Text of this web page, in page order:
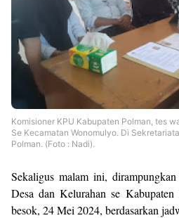
Komisioner KPU Kabupaten Polman, tes
Se Kecamatan Wonomulyo. Di
Polman. (Foto : Nadi).
Sekaligus malam ini,
Desa dan Kelurahan se
besok, 24 Mei 2024, berdasarkan